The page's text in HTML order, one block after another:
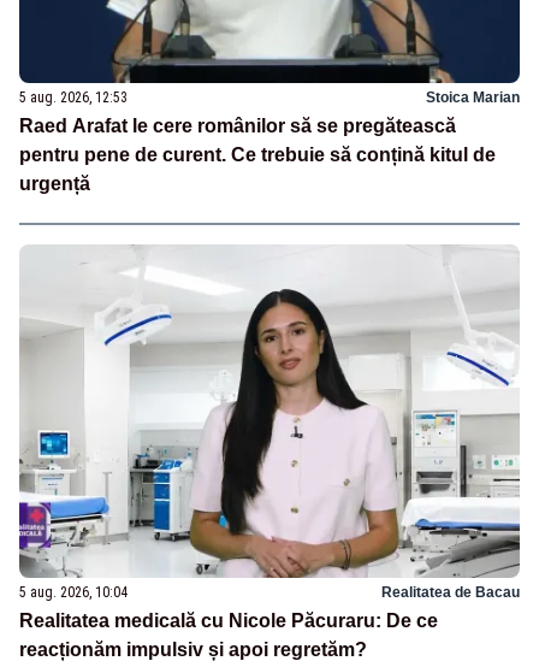
5 aug. 2026, 12:53 Stoica Marian
Raed Arafat le cere românilor să se pregătească
pentru pene de curent. Ce trebuie să conțină kitul de
urgență
5 aug. 2026, 10:04 Realitatea de Bacau
Realitatea medicală cu Nicole Păcuraru: De ce
reacționăm impulsiv și apoi regretăm?